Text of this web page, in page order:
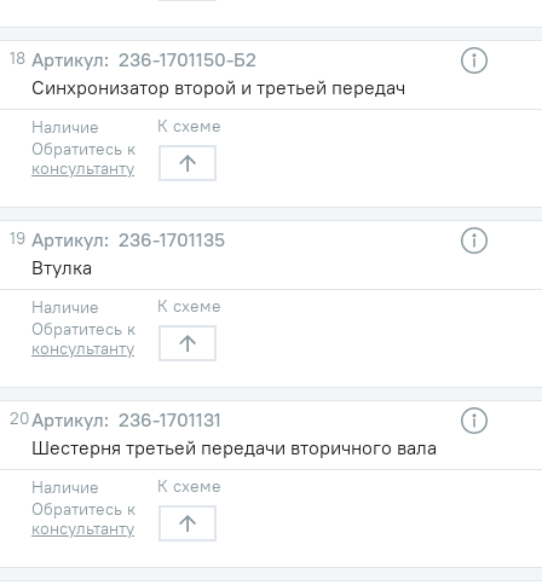
18
236-1701150-Б2
Синхронизатор второй и третьей передач
Наличие
Обратитесь к
консультанту
К схеме
19
236-1701135
Втулка
Наличие
Обратитесь к
консультанту
К схеме
20
236-1701131
Шестерня третьей передачи вторичного вала
Наличие
Обратитесь к
консультанту
К схеме